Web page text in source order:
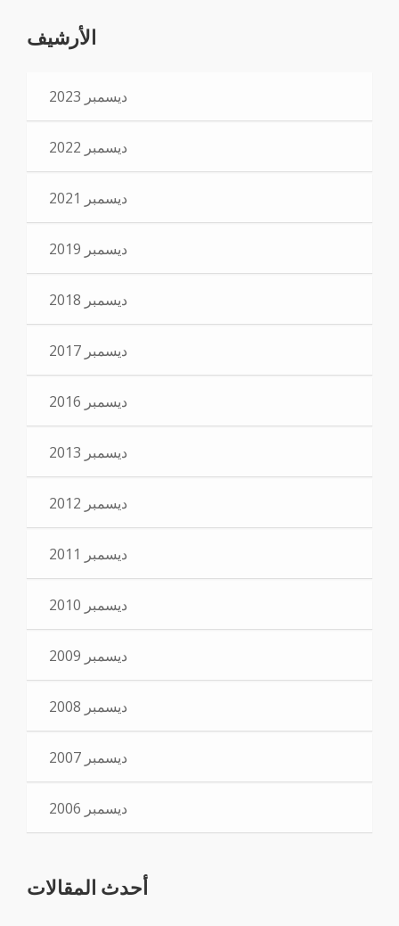
الأرشيف
ديسمبر 2023
ديسمبر 2022
ديسمبر 2021
ديسمبر 2019
ديسمبر 2018
ديسمبر 2017
ديسمبر 2016
ديسمبر 2013
ديسمبر 2012
ديسمبر 2011
ديسمبر 2010
ديسمبر 2009
ديسمبر 2008
ديسمبر 2007
ديسمبر 2006
أحدث المقالات